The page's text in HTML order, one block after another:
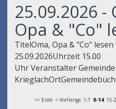
25.09.2026 -
Opa & "Co"
TitelOma, Opa & "Co"
25.09.2026Uhrzeit 15.00
Uhr Veranstalter
<< Erste < Vorherige 1-7 8-14 15-